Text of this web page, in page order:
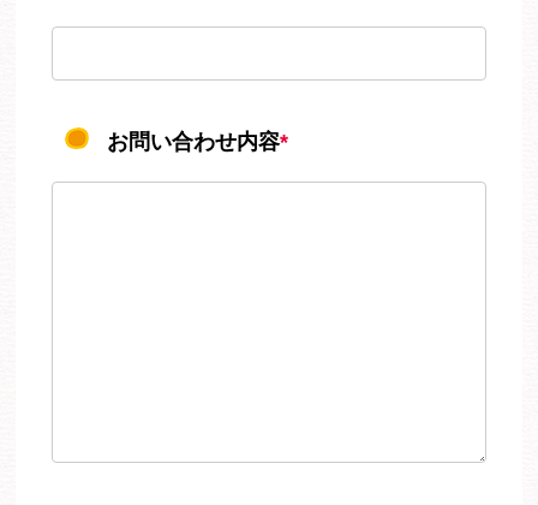
お問い合わせ内容*